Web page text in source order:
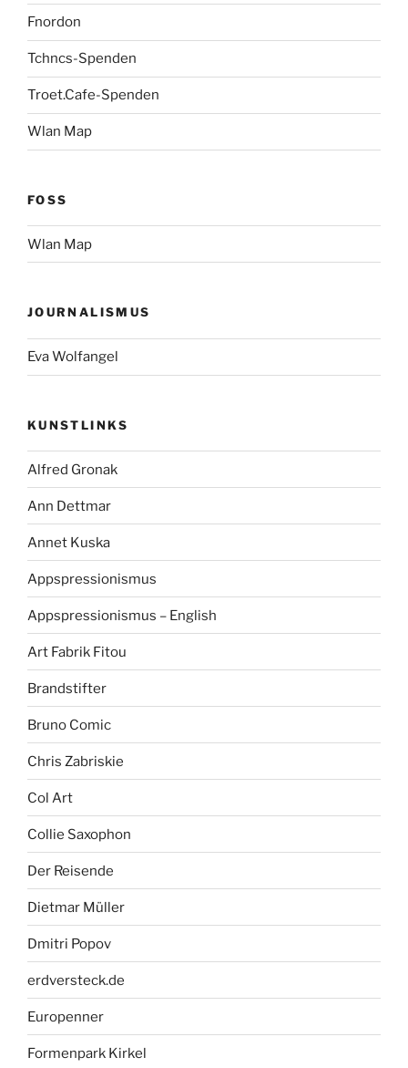
Fnordon
Tchncs-Spenden
Troet.Cafe-Spenden
Wlan Map
FOSS
Wlan Map
JOURNALISMUS
Eva Wolfangel
KUNSTLINKS
Alfred Gronak
Ann Dettmar
Annet Kuska
Appspressionismus
Appspressionismus – English
Art Fabrik Fitou
Brandstifter
Bruno Comic
Chris Zabriskie
Col Art
Collie Saxophon
Der Reisende
Dietmar Müller
Dmitri Popov
erdversteck.de
Europenner
Formenpark Kirkel